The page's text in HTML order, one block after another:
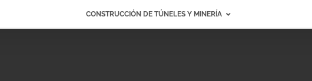
CONSTRUCCIÓN DE TÚNELES Y MINERÍA